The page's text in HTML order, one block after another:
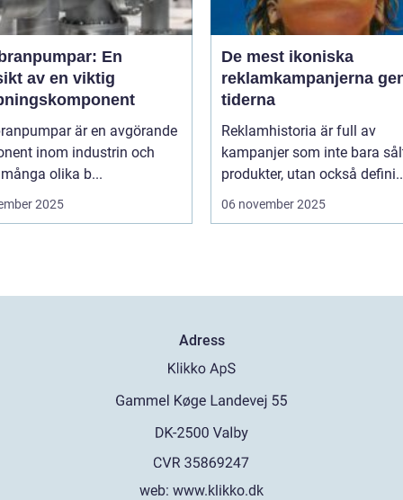
En
av en viktig
är en avgörande
inom industrin och
olika b...
2025
De mest ikoniska
reklamkampanjerna
tiderna
Reklamhistoria är full av
kampanjer som inte bara
produkter, utan också
06 november 2025
Adress
web: www.klikko.dk